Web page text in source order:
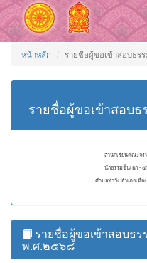
หน้าหลัก รายชื่อผู้ขอเข้าสอบธร
รายชื่อผู้ขอเข้าสอบ
สำนักเรียนคณะจั
นักธรรมชั้นเอก -
ตำบลท่าวัง อำเภอเมื
รายชื่อผู้ขอเข้าสอบธ
พ.ศ.๒๕๖๘